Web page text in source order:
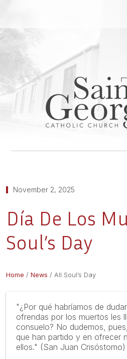
November 2, 2025
Día De Los
Soul’s Day
Home / News / All Soul’s Day
"¿Por qué habríamos de
ofrendas por los muertos les
consuelo? No dudemos,
que han partido y en ofrecer
ellos." (San Juan Crisóstomo)